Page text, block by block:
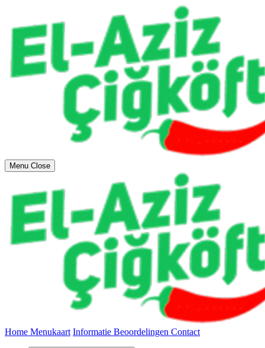
Menu Close
Home (huidige)
Menukaart Informatie Beoordelingen Contact